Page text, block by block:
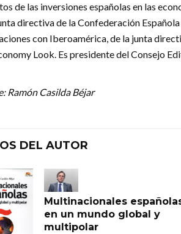
de las inversiones españolas en las
directiva de la Confederación
con Iberoamérica, de la junta
Look. Es presidente del Consejo
Ramón Casilda Béjar
DEL AUTOR
Multinacionales
en un mundo global y
multipolar